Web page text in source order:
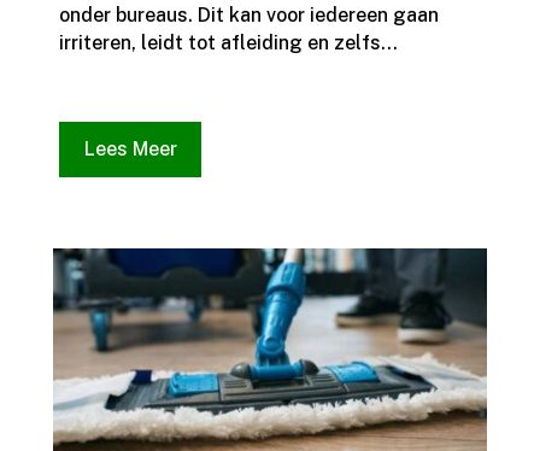
onder bureaus.​ Dit kan voor iedereen gaan
irriteren, leidt tot afleiding en zelfs...
Lees Meer